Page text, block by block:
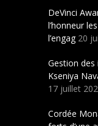
DeVinci
l’honneur
l’engag 20
Gestion des
Kseniya
17 juillet
Cordée